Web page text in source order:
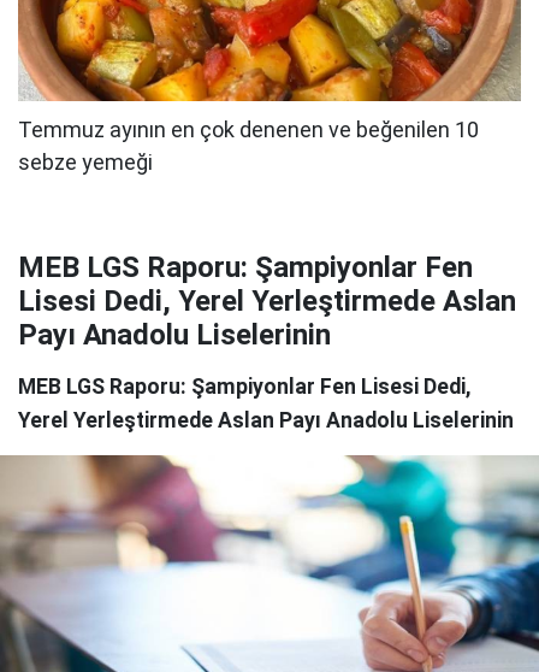
MEB LGS Raporu: Şampiyonlar Fen
Lisesi Dedi, Yerel Yerleştirmede Aslan
Payı Anadolu Liselerinin
MEB LGS Raporu: Şampiyonlar Fen Lisesi Dedi,
Yerel Yerleştirmede Aslan Payı Anadolu Liselerinin